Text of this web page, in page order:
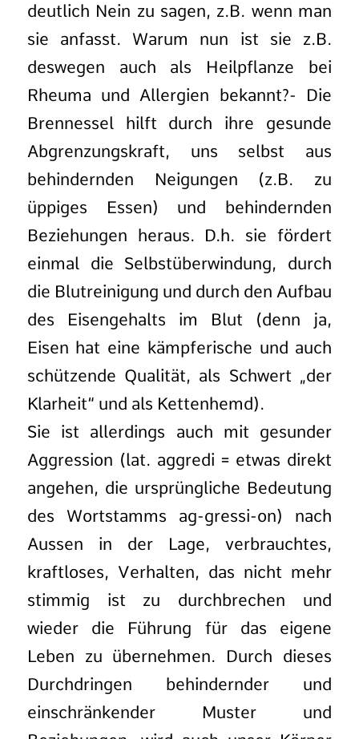
deutlich Nein zu sagen, z.B. wenn man
sie anfasst. Warum nun ist sie z.B.
deswegen auch als Heilpflanze bei
Rheuma und Allergien bekannt?- Die
Brennessel hilft durch ihre gesunde
Abgrenzungskraft, uns selbst aus
behindernden Neigungen (z.B. zu
üppiges Essen) und behindernden
Beziehungen heraus. D.h. sie fördert
einmal die Selbstüberwindung, durch
die Blutreinigung und durch den Aufbau
des Eisengehalts im Blut (denn ja,
Eisen hat eine kämpferische und auch
schützende Qualität, als Schwert „der
Klarheit“ und als Kettenhemd).
Sie ist allerdings auch mit gesunder
Aggression (lat. aggredi = etwas direkt
angehen, die ursprüngliche Bedeutung
des Wortstamms ag-gressi-on) nach
Aussen in der Lage, verbrauchtes,
kraftloses, Verhalten, das nicht mehr
stimmig ist zu durchbrechen und
wieder die Führung für das eigene
Leben zu übernehmen. Durch dieses
Durchdringen behindernder und
einschränkender Muster und